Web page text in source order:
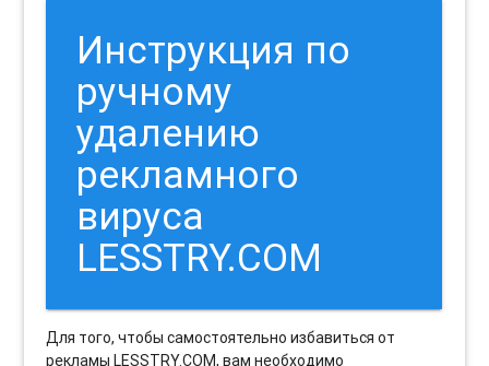
Инструкция по
ручному
удалению
рекламного
вируса
LESSTRY.COM
Для того, чтобы самостоятельно избавиться от
рекламы LESSTRY.COM, вам необходимо